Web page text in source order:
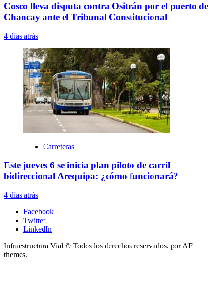
Cosco lleva disputa contra Ositrán por el puerto de
Chancay ante el Tribunal Constitucional
4 días atrás
Carreteras
Este jueves 6 se inicia plan piloto de carril
bidireccional Arequipa: ¿cómo funcionará?
4 días atrás
Facebook
Twitter
LinkedIn
Infraestructura Vial © Todos los derechos reservados. por AF
themes.